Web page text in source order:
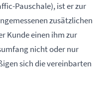
Pauschale), ist er zur
zusätzlichen
Kunde einen ihm zur
nicht oder nur
sich die vereinbarten